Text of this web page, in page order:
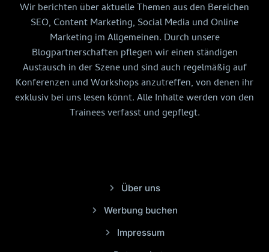
Wir berichten über aktuelle Themen aus den Bereichen
SEO, Content Marketing, Social Media und Online
Marketing im Allgemeinen. Durch unsere
Blogpartnerschaften pflegen wir einen ständigen
Austausch in der Szene und sind auch regelmäßig auf
Konferenzen und Workshops anzutreffen, von denen ihr
exklusiv bei uns lesen könnt. Alle Inhalte werden von den
Trainees verfasst und gepflegt.
Über uns
Werbung buchen
Impressum